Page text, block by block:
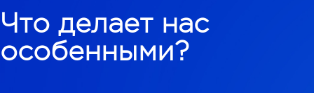
Что делает нас
особенными?